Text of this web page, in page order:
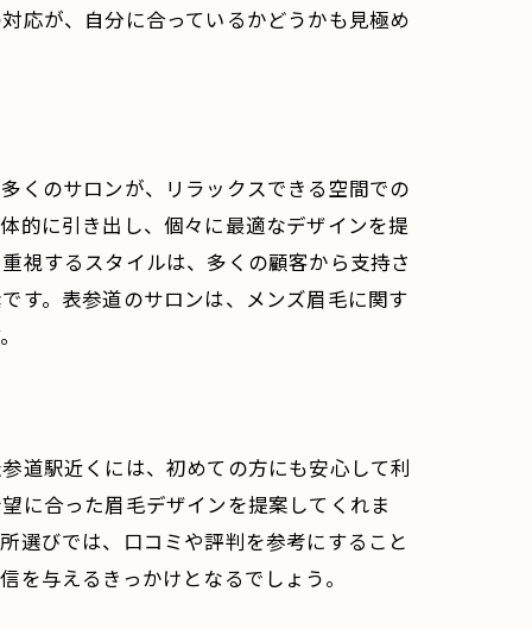
応が、自分に合っているかどうかも見極め
くのサロンが、リラックスできる空間での
的に引き出し、個々に最適なデザインを提
視するスタイルは、多くの顧客から支持さ
す。表参道のサロンは、メンズ眉毛に関す
道駅近くには、初めての方にも安心して利
に合った眉毛デザインを提案してくれま
選びでは、口コミや評判を参考にすること
与えるきっかけとなるでしょう。